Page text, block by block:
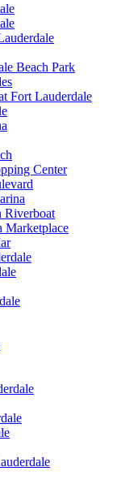
Beach Park
Fort Lauderdale
Center
Riverboat
Marketplace